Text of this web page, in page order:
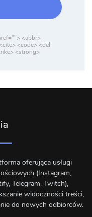
<abbr>
<code> <del
<strong>
oferująca usługi
(Instagram,
Telegram, Twitch),
widoczności treści,
do nowych odbiorców.